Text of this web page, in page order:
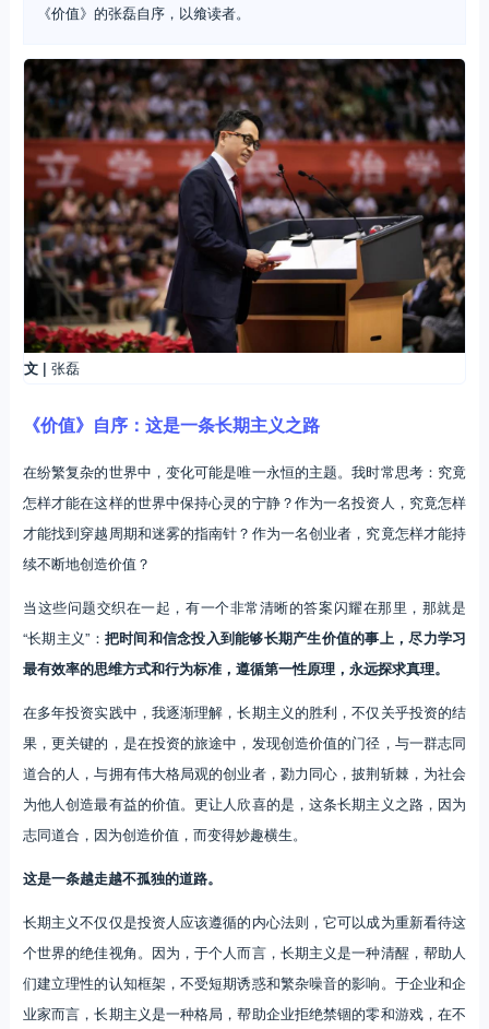
《价值》的张磊自序，以飨读者。
文 | 张磊
《价值》自序：这是一条长期主义之路
在纷繁复杂的世界中，变化可能是唯一永恒的主题。我时常思考：究竟
怎样才能在这样的世界中保持心灵的宁静？作为一名投资人，究竟怎样
才能找到穿越周期和迷雾的指南针？作为一名创业者，究竟怎样才能持
续不断地创造价值？
当这些问题交织在一起，有一个非常清晰的答案闪耀在那里，那就是
“长期主义”： 把时间和信念投入到能够长期产生价值的事上，尽力学习
最有效率的思维方式和行为标准，遵循第一性原理，永远探求真理。
在多年投资实践中，我逐渐理解，长期主义的胜利，不仅关乎投资的结
果，更关键的，是在投资的旅途中，发现创造价值的门径，与一群志同
道合的人，与拥有伟大格局观的创业者，勠力同心，披荆斩棘，为社会
为他人创造最有益的价值。更让人欣喜的是，这条长期主义之路，因为
志同道合，因为创造价值，而变得妙趣横生。
这是一条越走越不孤独的道路。
长期主义不仅仅是投资人应该遵循的内心法则，它可以成为重新看待这
个世界的绝佳视角。因为，于个人而言，长期主义是一种清醒，帮助人
们建立理性的认知框架，不受短期诱惑和繁杂噪音的影响。于企业和企
业家而言，长期主义是一种格局，帮助企业拒绝禁锢的零和游戏，在不